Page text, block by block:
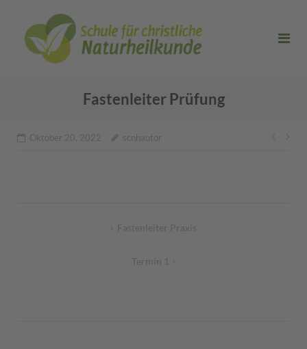
Fastenleiter Prüfung
Oktober 20, 2022 scnhautor
BeitragsnavigationFastenleiter Praxis
Termin 1